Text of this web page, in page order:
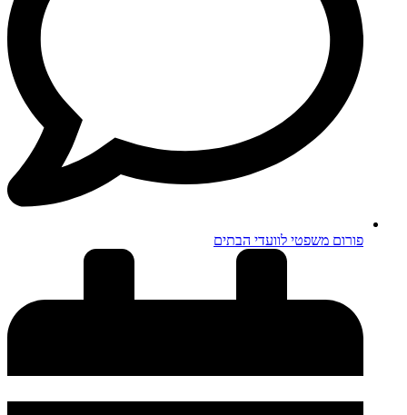
פורום משפטי לוועדי הבתים